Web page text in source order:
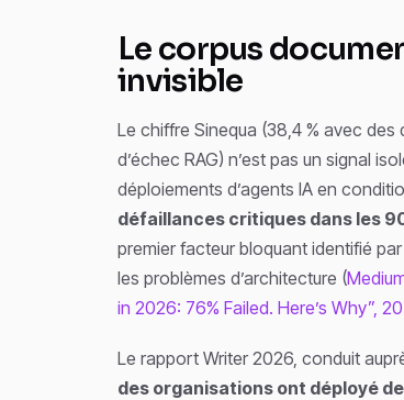
Le corpus
invisible
Le chiffre Sinequa (38,4 % avec
d’échec RAG) n’est pas un signal
déploiements d’agents IA en
défaillances critiques dans les
premier facteur bloquant identifié
les problèmes d’architecture (
in 2026: 76% Failed. Here’s Why”,
Le rapport Writer 2026, conduit
des organisations ont déployé